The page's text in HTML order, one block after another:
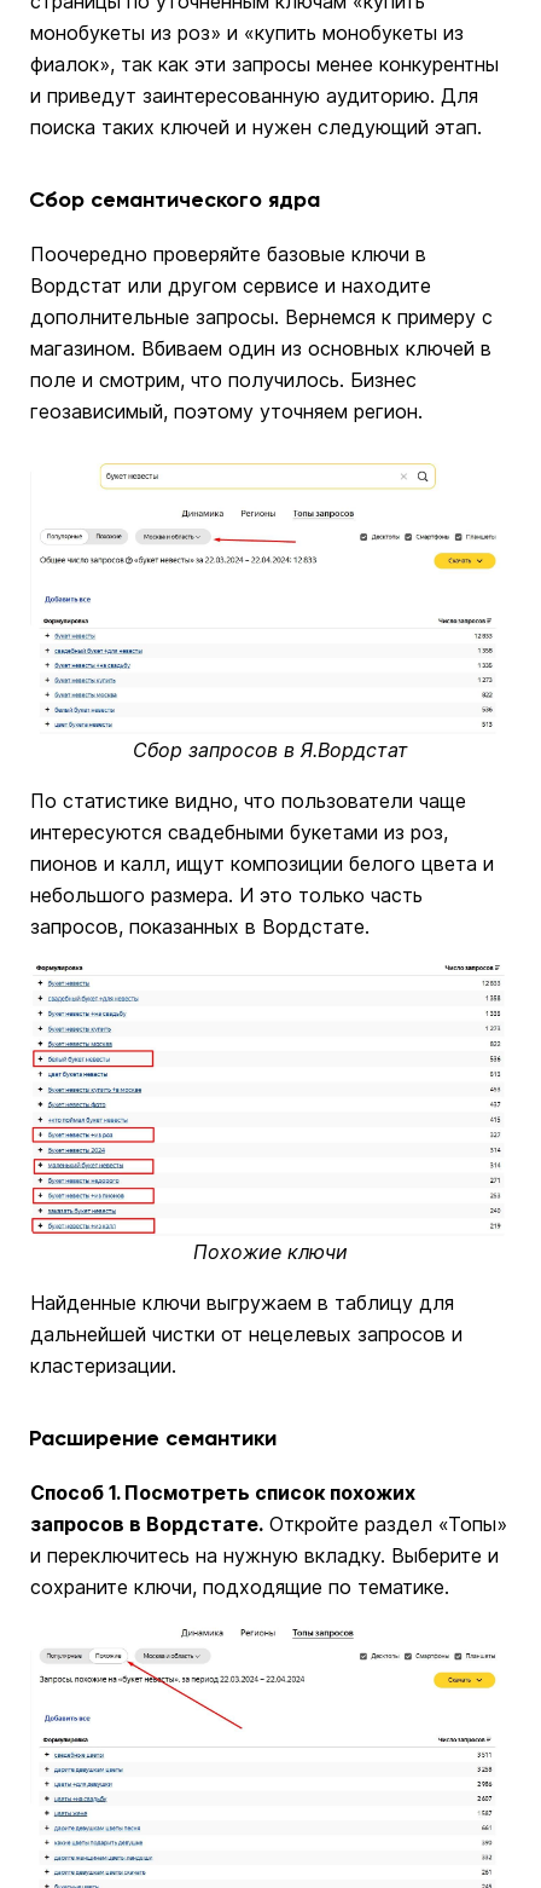
монобукеты из роз» и «купить монобукеты из
фиалок», так как эти запросы менее конкурентны
и приведут заинтересованную аудиторию. Для
поиска таких ключей и нужен следующий этап.
Сбор семантического ядра
Поочередно проверяйте базовые ключи в
Вордстат или другом сервисе и находите
дополнительные запросы. Вернемся к примеру с
магазином. Вбиваем один из основных ключей в
поле и смотрим, что получилось. Бизнес
геозависимый, поэтому уточняем регион.
Сбор запросов в Я.Вордстат
По статистике видно, что пользователи чаще
интересуются свадебными букетами из роз,
пионов и калл, ищут композиции белого цвета и
небольшого размера. И это только часть
запросов, показанных в Вордстате.
Похожие ключи
Найденные ключи выгружаем в таблицу для
дальнейшей чистки от нецелевых запросов и
кластеризации.
Расширение семантики
Способ 1. Посмотреть список похожих
запросов в Вордстате. Откройте раздел «Топы»
и переключитесь на нужную вкладку. Выберите и
сохраните ключи, подходящие по тематике.